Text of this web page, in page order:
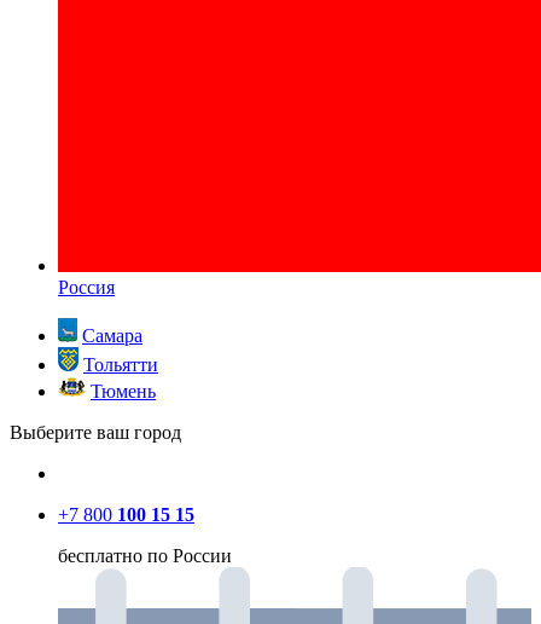
Россия
Самара
Тольятти
Тюмень
Выберите ваш город
+7 800 100 15 15
бесплатно по России